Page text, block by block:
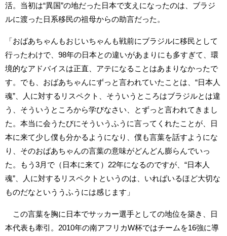
活。当初は“異国”の地だった日本で支えになったのは、ブラジ
ルに渡った日系移民の祖母からの助言だった。
「おばあちゃんもおじいちゃんも戦前にブラジルに移民として
行ったわけで、98年の日本との違いがあまりにも多すぎて、環
境的なアドバイスは正直、アテになることはあまりなかったで
す。でも、おばあちゃんにずっと言われていたことは、“日本人
魂”、人に対するリスペクト、そういうところはブラジルとは違
う、そういうところから学びなさい、とずっと言われてきまし
た。本当に会うたびにそういうふうに言ってくれたことが、日
本に来て少し僕も分かるようになり、僕も言葉を話すようにな
り、そのおばあちゃんの言葉の意味がどんどん膨らんでいっ
た。もう3月で（日本に来て）22年になるのですが、“日本人
魂”、人に対するリスペクトというのは、いればいるほど大切な
ものだなといううふうには感じます」
この言葉を胸に日本でサッカー選手としての地位を築き、日
本代表も牽引。2010年の南アフリカW杯ではチームを16強に導